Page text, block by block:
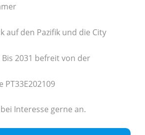
auf den Pazifik und die City
2031 befreit von der
PT33E202109
Interesse gerne an.